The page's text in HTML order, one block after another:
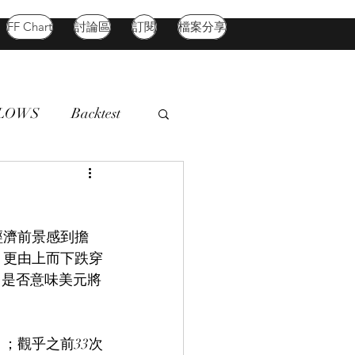
FF Chart 討論區 訂閱 檔案分享
Backtest
Oil
前景感到擔
由上而下跌穿
否意味美元將
觀乎之前33次